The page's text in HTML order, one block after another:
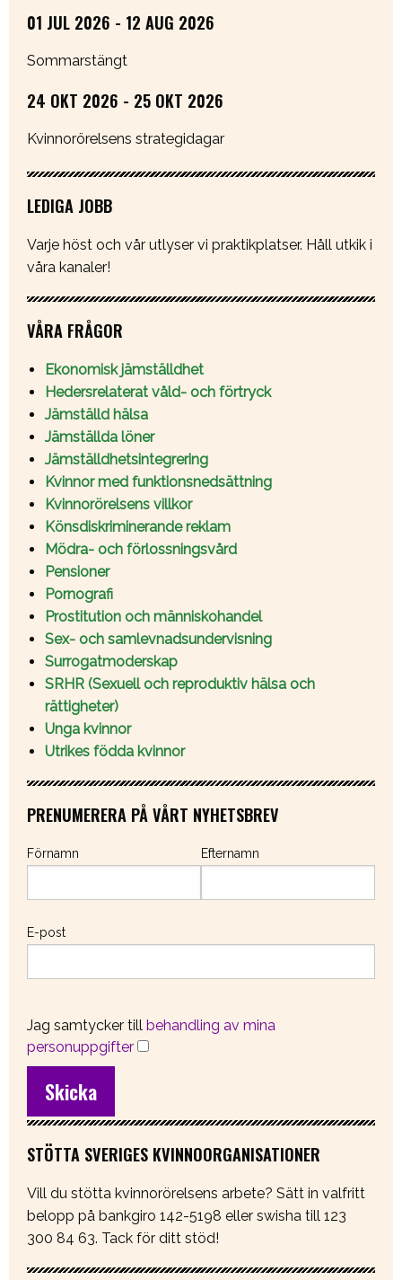
01 JUL 2026 - 12 AUG 2026
Sommarstängt
24 OKT 2026 - 25 OKT 2026
Kvinnorörelsens strategidagar
LEDIGA JOBB
Varje höst och vår utlyser vi praktikplatser. Håll utkik i
våra kanaler!
VÅRA FRÅGOR
Ekonomisk jämställdhet
Hedersrelaterat våld- och förtryck
Jämställd hälsa
Jämställda löner
Jämställdhetsintegrering
Kvinnor med funktionsnedsättning
Kvinnorörelsens villkor
Könsdiskriminerande reklam
Mödra- och förlossningsvård
Pensioner
Pornografi
Prostitution och människohandel
Sex- och samlevnadsundervisning
Surrogatmoderskap
SRHR (Sexuell och reproduktiv hälsa och
rättigheter)
Unga kvinnor
Utrikes födda kvinnor
PRENUMERERA PÅ VÅRT NYHETSBREV
Förnamn Efternamn
E-post
Jag samtycker till behandling av mina
personuppgifter
STÖTTA SVERIGES KVINNOORGANISATIONER
Vill du stötta kvinnorörelsens arbete? Sätt in valfritt
belopp på bankgiro 142-5198 eller swisha till 123
300 84 63. Tack för ditt stöd!